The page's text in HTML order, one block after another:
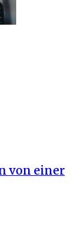
von einer